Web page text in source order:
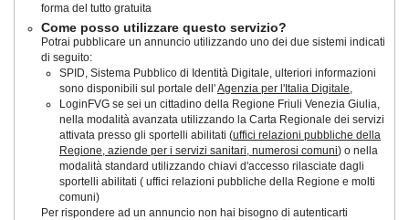
forma del tutto gratuita
Come posso utilizzare questo servizio?
Potrai pubblicare un annuncio utilizzando uno dei due sistemi indicati
di seguito:
SPID, Sistema Pubblico di Identità Digitale, ulteriori informazioni
sono disponibili sul portale dell'Agenzia per l'Italia Digitale,
LoginFVG se sei un cittadino della Regione Friuli Venezia Giulia,
nella modalità avanzata utilizzando la Carta Regionale dei servizi
attivata presso gli sportelli abilitati (uffici relazioni pubbliche della
Regione, aziende per i servizi sanitari, numerosi comuni) o nella
modalità standard utilizzando chiavi d'accesso rilasciate dagli
sportelli abilitati ( uffici relazioni pubbliche della Regione e molti
comuni)
Per rispondere ad un annuncio non hai bisogno di autenticarti